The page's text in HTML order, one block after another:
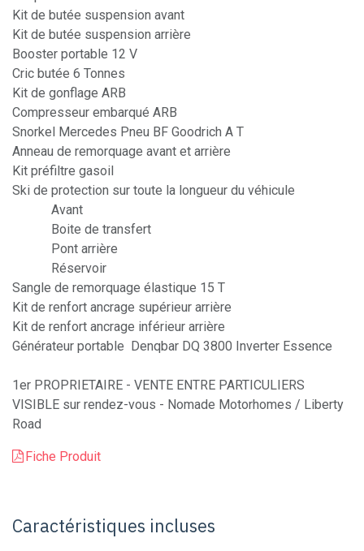
Kit de butée suspension avant
Kit de butée suspension arrière
Booster portable 12 V
Cric butée 6 Tonnes
Kit de gonflage ARB
Compresseur embarqué ARB
Snorkel Mercedes Pneu BF Goodrich A T
Anneau de remorquage avant et arrière
Kit préfiltre gasoil
Ski de protection sur toute la longueur du véhicule
Avant
Boite de transfert
Pont arrière
Réservoir
Sangle de remorquage élastique 15 T
Kit de renfort ancrage supérieur arrière
Kit de renfort ancrage inférieur arrière
Générateur portable Denqbar DQ 3800 Inverter Essence
1er PROPRIETAIRE - VENTE ENTRE PARTICULIERS
VISIBLE sur rendez-vous - Nomade Motorhomes / Liberty
Road
Fiche Produit
Caractéristiques incluses